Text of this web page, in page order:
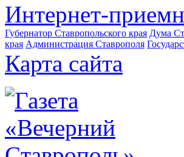
Интернет-
Губернатор Ставропольского края Дума
края Администрация Ставрополя
Карта сайта